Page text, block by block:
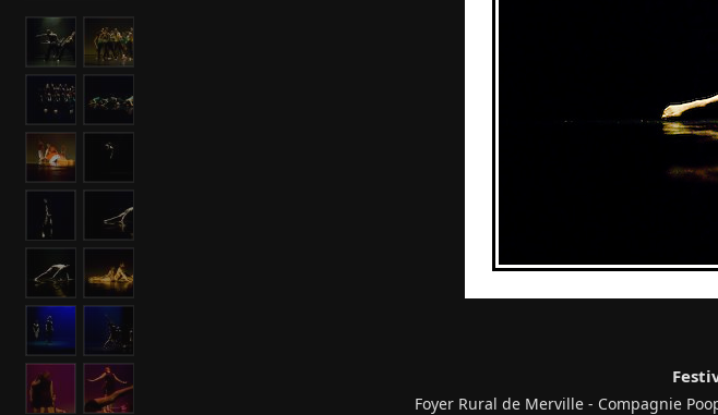
Foyer Rural de Merville - Compagnie